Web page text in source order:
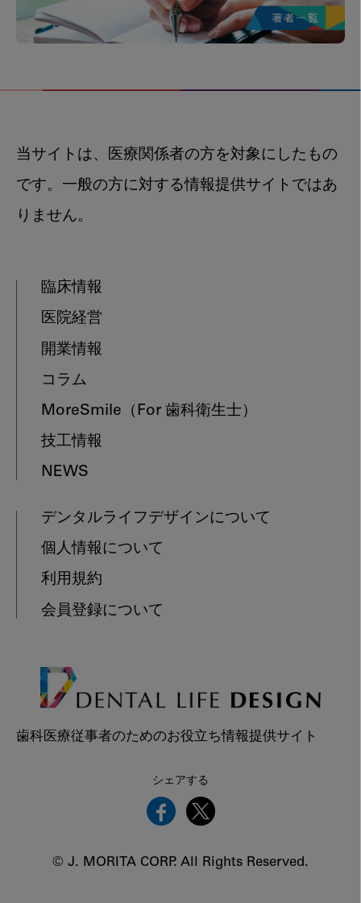
当サイトは、医療関係者の方を対象にしたもの
です。一般の方に対する情報提供サイトではあ
りません。
臨床情報
医院経営
開業情報
コラム
MoreSmile （For 歯科衛生士）
技工情報
NEWS
デンタルライフデザインについて
個人情報について
利用規約
会員登録について
歯科医療従事者のためのお役立ち情報提供サイト
シェアする
© J. MORITA CORP. All Rights Reserved.